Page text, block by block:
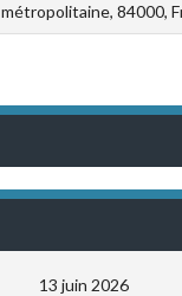
84000,
13 juin 2026